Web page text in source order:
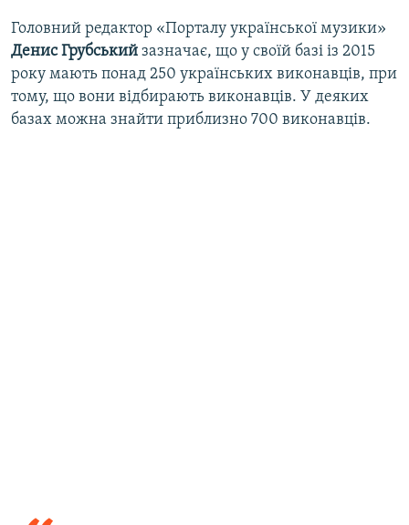
Головний редактор «Порталу української музики»
Денис Грубський зазначає, що у своїй базі із 2015
року мають понад 250 українських виконавців, при
тому, що вони відбирають виконавців. У деяких
базах можна знайти приблизно 700 виконавців.